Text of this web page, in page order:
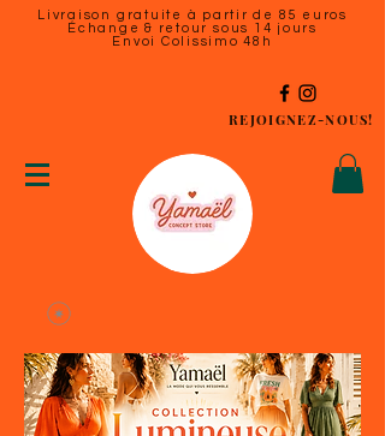
Livraison gratuite à partir de 85 euros
Échange & retour sous 14 jours
Envoi Colissimo 48h
REJOIGNEZ-NOUS!